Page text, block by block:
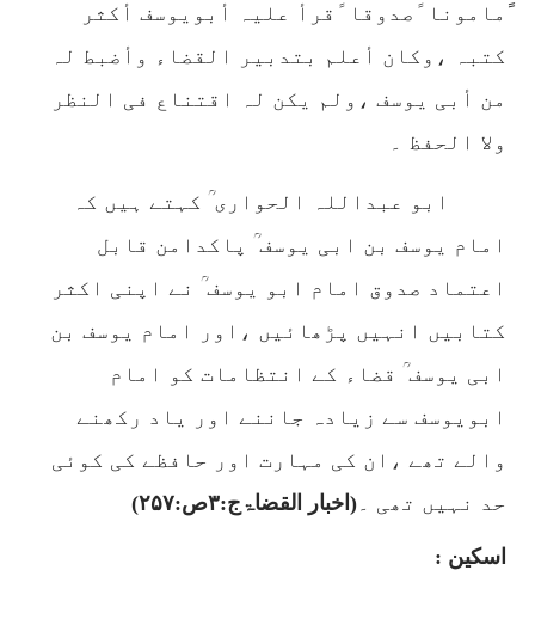
ًمامونا ًصدوقا ًقرأ علیہ أبویوسف أکثر
کتبہ ،وکان أعلم بتدبیر القضاء وأضبط لہ
من أبی یوسف ،ولم یکن لہ اقتناع فی النظر
ولا الحفظ ۔
ابو عبداللہ الحواری ؒ کہتے ہیں کہ
امام یوسف بن ابی یوسف ؒ پاکدامن قابل
اعتماد صدوق امام ابو یوسف ؒ نے اپنی اکثر
کتابیں انہیں پڑھائیں ،اور امام یوسف بن
ابی یوسف ؒ قضاء کے انتظامات کو امام
ابویوسف سے زیادہ جاننے اور یاد رکھنے
والے تھے ،ان کی مہارت اور حافظے کی کوئی
حد نہیں تھی ۔(اخبار القضاۃج:۳ص:۲۵۷)
اسکین :